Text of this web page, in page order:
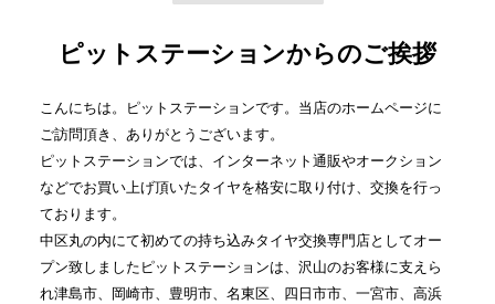
ピットステーションからのご挨拶
こんにちは。ピットステーションです。当店のホームページに
ご訪問頂き、ありがとうございます。
ピットステーションでは、インターネット通販やオークション
などでお買い上げ頂いたタイヤを格安に取り付け、交換を行っ
ております。
中区丸の内にて初めての持ち込みタイヤ交換専門店としてオー
プン致しましたピットステーションは、沢山のお客様に支えら
れ津島市、岡崎市、豊明市、名東区、四日市市、一宮市、高浜